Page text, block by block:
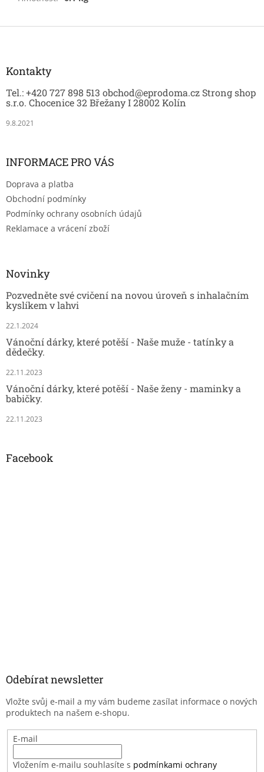
Kontakty
Tel.: +420 727 898 513 obchod@eprodoma.cz Strong shop
s.r.o. Chocenice 32 Břežany I 28002 Kolín
9.8.2021
INFORMACE PRO VÁS
Doprava a platba
Obchodní podmínky
Podmínky ochrany osobních údajů
Reklamace a vrácení zboží
Novinky
Pozvedněte své cvičení na novou úroveň s inhalačním
kyslíkem v lahvi
22.1.2024
Vánoční dárky, které potěší - Naše muže - tatínky a
dědečky.
22.11.2023
Vánoční dárky, které potěší - Naše ženy - maminky a
babičky.
22.11.2023
Facebook
Odebírat newsletter
Vložte svůj e-mail a my vám budeme zasílat informace o nových
produktech na našem e-shopu.
E-mail
Vložením e-mailu souhlasíte s podmínkami ochrany